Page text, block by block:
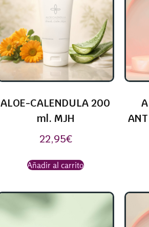
ALOE-CALENDULA 200
ml. MJH
22,95€
Añadir al carrito